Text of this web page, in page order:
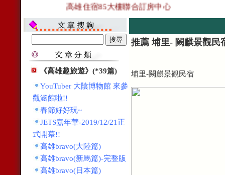
高雄住宿85大樓聯合訂房中心
《高雄趣旅遊》(*39篇)
YouTuber 大陰博物館 來參
觀涵館啦!!
春節好好玩~
JETS嘉年華-2019/12/21正
式開幕!!
高雄bravo(大陸篇)
高雄bravo(新馬篇)-完整版
高雄bravo(日本篇)
推薦 埔里- 闕麒景觀民
埔里-闕麒景觀民宿